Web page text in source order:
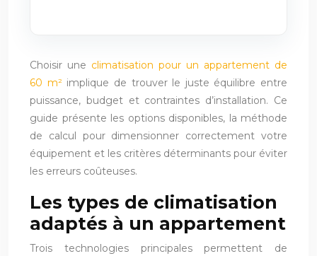
Choisir une climatisation pour un appartement de
60 m²implique de trouver le juste équilibre entre
puissance, budget et contraintes d’installation. Ce
guide présente les options disponibles, la méthode
de calcul pour dimensionner correctement votre
équipement et les critères déterminants pour éviter
les erreurs coûteuses.
Les types de climatisation
adaptés à un appartement
Trois technologies principales permettent de